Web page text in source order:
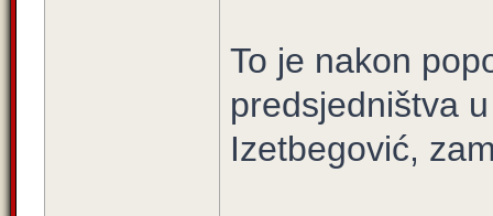
To je nakon
predsjedništva
Izetbegović,